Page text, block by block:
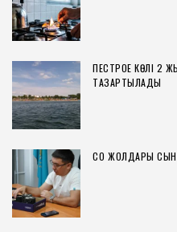
ПЕСТРОЕ КӨЛІ 2
ТАЗАРТЫЛАДЫ
СҚО ЖОЛДАРЫ